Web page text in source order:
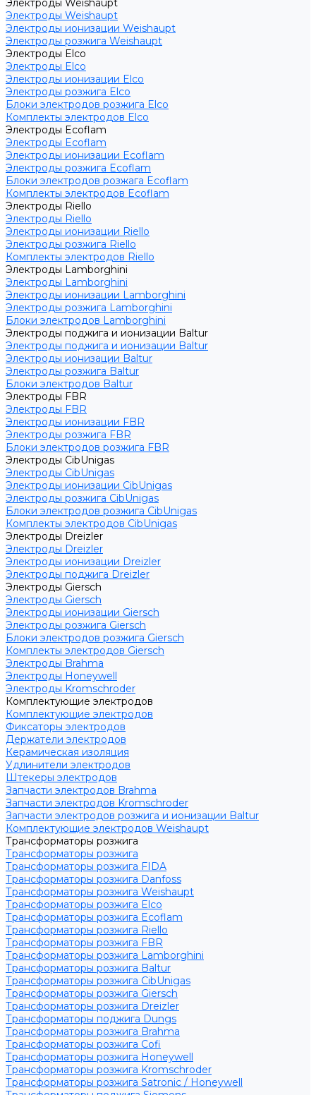
Электроды Weishaupt
Электроды Weishaupt
Электроды ионизации Weishaupt
Электроды розжига Weishaupt
Электроды Elco
Электроды Elco
Электроды ионизации Elco
Электроды розжига Elco
Блоки электродов розжига Elco
Комплекты электродов Elco
Электроды Ecoflam
Электроды Ecoflam
Электроды ионизации Ecoflam
Электроды розжига Ecoflam
Блоки электродов розжага Ecoflam
Комплекты электродов Ecoflam
Электроды Riello
Электроды Riello
Электроды ионизации Riello
Электроды розжига Riello
Комплекты электродов Riello
Электроды Lamborghini
Электроды Lamborghini
Электроды ионизации Lamborghini
Электроды розжига Lamborghini
Блоки электродов Lamborghini
Электроды поджига и ионизации Baltur
Электроды поджига и ионизации Baltur
Электроды ионизации Baltur
Электроды розжига Baltur
Блоки электродов Baltur
Электроды FBR
Электроды FBR
Электроды ионизации FBR
Электроды розжига FBR
Блоки электродов розжига FBR
Электроды CibUnigas
Электроды CibUnigas
Электроды ионизации CibUnigas
Электроды розжига CibUnigas
Блоки электродов розжига CibUnigas
Комплекты электродов CibUnigas
Электроды Dreizler
Электроды Dreizler
Электроды ионизации Dreizler
Электроды поджига Dreizler
Электроды Giersch
Электроды Giersch
Электроды ионизации Giersch
Электроды розжига Giersch
Блоки электродов розжига Giersch
Комплекты электродов Giersch
Электроды Brahma
Электроды Honeywell
Электроды Kromschroder
Комплектующие электродов
Комплектующие электродов
Фиксаторы электродов
Держатели электродов
Керамическая изоляция
Удлинители электродов
Штекеры электродов
Запчасти электродов Brahma
Запчасти электродов Kromschroder
Запчасти электродов розжига и ионизации Baltur
Комплектующие электродов Weishaupt
Трансформаторы розжига
Трансформаторы розжига
Трансформаторы розжига FIDA
Трансформаторы розжига Danfoss
Трансформаторы розжига Weishaupt
Трансформаторы розжига Elco
Трансформаторы розжига Ecoflam
Трансформаторы розжига Riello
Трансформаторы розжига FBR
Трансформаторы розжига Lamborghini
Трансформаторы розжига Baltur
Трансформаторы розжига CibUnigas
Трансформаторы розжига Giersch
Трансформаторы розжига Dreizler
Трансформаторы поджига Dungs
Трансформаторы розжига Brahma
Трансформаторы розжига Cofi
Трансформаторы розжига Honeywell
Трансформаторы розжига Kromschroder
Трансформаторы розжига Satronic / Honeywell